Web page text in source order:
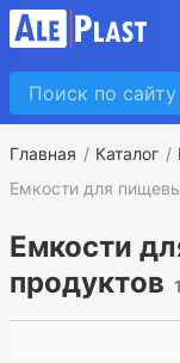
Главная Каталог
Емкости для
Емкости
продуктов